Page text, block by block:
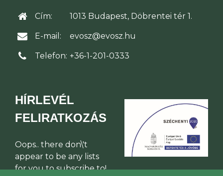
Cím: 1013 Budapest, Döbrentei tér 1.
E-mail: evosz@evosz.hu
Telefon: +36-1-201-0333
HÍRLEVÉL
FELIRATKOZÁS
Oops.. there don\'t
appear to be any lists
for you to subscribe to!